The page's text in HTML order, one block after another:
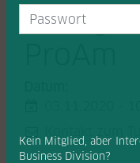
4. ft
Kein Mitglied, aber
Business Division?